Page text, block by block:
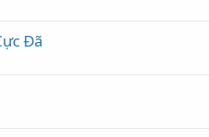
Đã